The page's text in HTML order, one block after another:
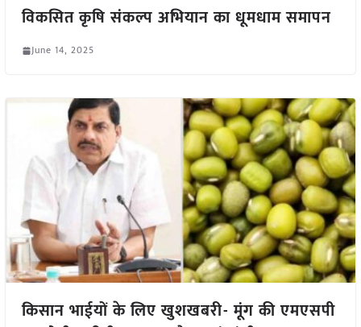
विकसित कृषि संकल्प अभियान का धूमधाम समापन
June 14, 2025
किसान भाईयों के लिए खुशखबरी- मूंग की एमएसपी